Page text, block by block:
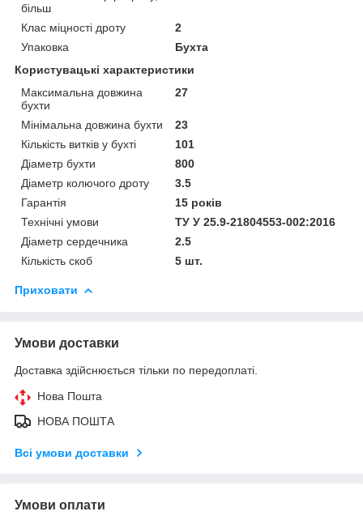
більш
Клас міцності дроту
2
Упаковка
Бухта
Користувацькі характеристики
Максимальна довжина
бухти
27
Мінімальна довжина бухти
23
Кількість витків у бухті
101
Діаметр бухти
800
Діаметр колючого дроту
3.5
Гарантія
15 років
Технічні умови
ТУ У 25.9-21804553-002:2016
Діаметр сердечника
2.5
Кількість скоб
5 шт.
Приховати
Умови доставки
Доставка здійснюється тільки по передоплаті.
Нова Пошта
НОВА ПОШТА
Всі умови доставки
Умови оплати